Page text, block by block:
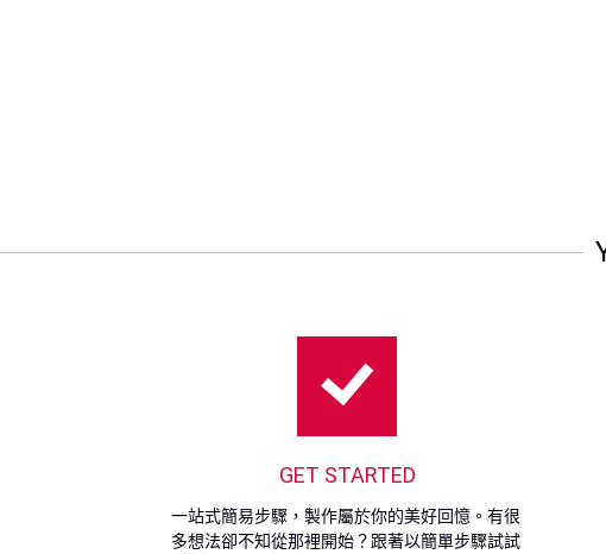
GET STARTED
一站式簡易步驟，製作屬於你的美好回憶。有很
多想法卻不知從那裡開始？跟著以簡單步驟試試